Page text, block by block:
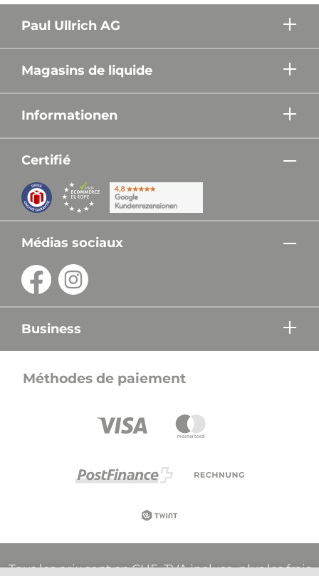
Paul Ullrich AG
Magasins de liquide
Informationen
Certifié
Médias sociaux
Business
Méthodes de paiement
Tous les prix sont en CHF, TVA incluse, plus les frais